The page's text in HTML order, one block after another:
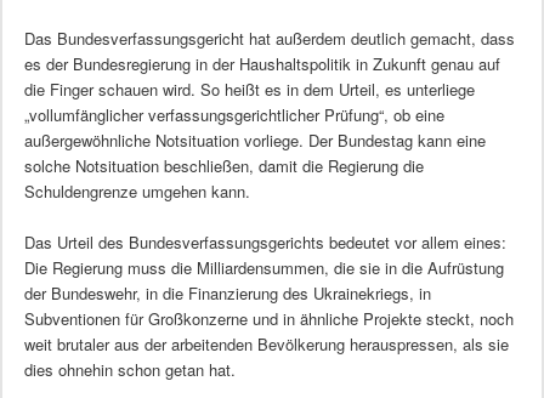
Das Bundesverfassungsgericht hat außerdem deutlich gemacht, dass
es der Bundesregierung in der Haushaltspolitik in Zukunft genau auf
die Finger schauen wird. So heißt es in dem Urteil, es unterliege
„vollumfänglicher verfassungsgerichtlicher Prüfung“, ob eine
außergewöhnliche Notsituation vorliege. Der Bundestag kann eine
solche Notsituation beschließen, damit die Regierung die
Schuldengrenze umgehen kann.
Das Urteil des Bundesverfassungsgerichts bedeutet vor allem eines:
Die Regierung muss die Milliardensummen, die sie in die Aufrüstung
der Bundeswehr, in die Finanzierung des Ukrainekriegs, in
Subventionen für Großkonzerne und in ähnliche Projekte steckt, noch
weit brutaler aus der arbeitenden Bevölkerung herauspressen, als sie
dies ohnehin schon getan hat.